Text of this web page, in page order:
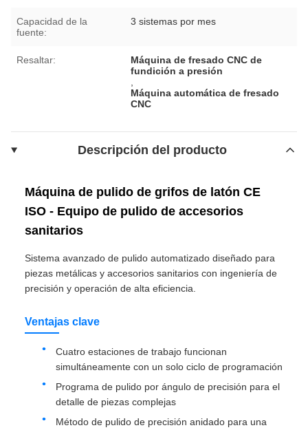
Capacidad de la
fuente:
3 sistemas por mes
Resaltar:
Máquina de fresado CNC de
fundición a presión
Máquina automática de fresado
CNC
Descripción del producto
Máquina de pulido de grifos de latón CE
ISO - Equipo de pulido de accesorios
sanitarios
Sistema avanzado de pulido automatizado diseñado para
piezas metálicas y accesorios sanitarios con ingeniería de
precisión y operación de alta eficiencia.
Ventajas clave
Cuatro estaciones de trabajo funcionan
simultáneamente con un solo ciclo de programación
Programa de pulido por ángulo de precisión para el
detalle de piezas complejas
Método de pulido de precisión anidado para una